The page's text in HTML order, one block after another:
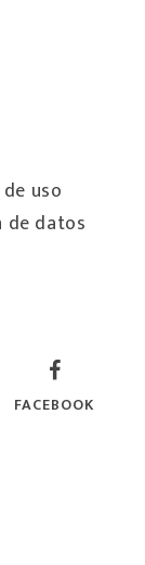
uso
de datos
FACEBOOK